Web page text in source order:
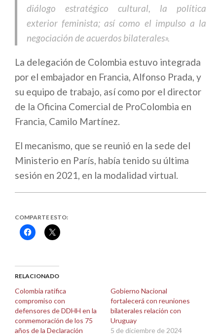
diálogo estratégico cultural, la política
exterior feminista; así como el impulso a la
negociación de acuerdos bilaterales».
La delegación de Colombia estuvo integrada
por el embajador en Francia, Alfonso Prada, y
su equipo de trabajo, así como por el director
de la Oficina Comercial de ProColombia en
Francia, Camilo Martínez.
El mecanismo, que se reunió en la sede del
Ministerio en París, había tenido su última
sesión en 2021, en la modalidad virtual.
COMPARTE ESTO:
Haz
clic
(Se
abre
una
ventana
nueva)
Haz
clic
(Se
abre
una
ventana
nueva)
RELACIONADO
Colombia ratifica
compromiso con
defensores de DDHH en la
conmemoración de los 75
años de la Declaración
Gobierno Nacional
fortalecerá con reuniones
bilaterales relación con
Uruguay
5 de diciembre de 2024